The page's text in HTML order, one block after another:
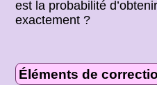
est la probabilité
exactement ?
Éléments de